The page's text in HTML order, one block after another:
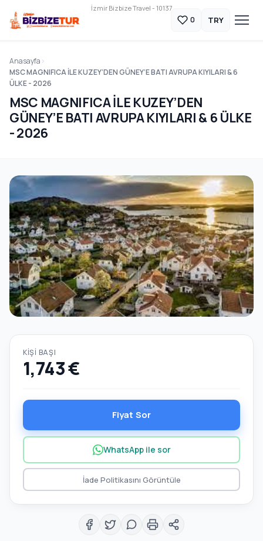
İzmir Bizbize Travel - 10137
0 TRY
Anasayfa
MSC MAGNIFICA İLE KUZEY’DEN GÜNEY’E BATI AVRUPA KIYILARI & 6
ÜLKE - 2026
MSC MAGNIFICA İLE KUZEY’DEN
GÜNEY’E BATI AVRUPA KIYILARI & 6 ÜLKE
- 2026
KIŞI BAŞI
1,743 €
Fiyat Sor
WhatsApp ile sor
İade Politikasını Görüntüle